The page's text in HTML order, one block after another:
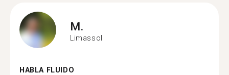
M.
Limassol
HABLA FLUIDO